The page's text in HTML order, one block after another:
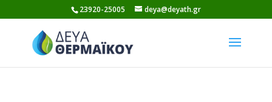
to
content
23920-25005 deya@deyath.gr